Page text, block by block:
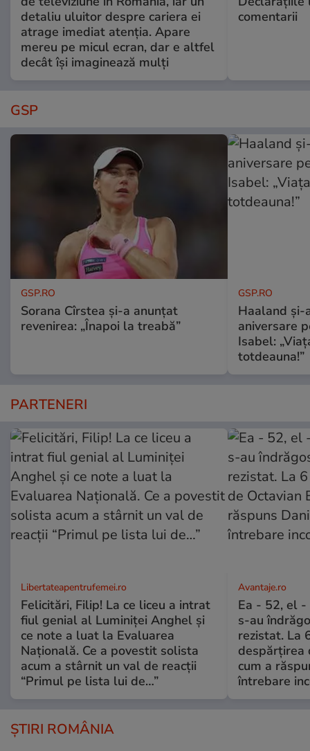
detaliu uluitor despre cariera ei
atrage imediat atenția. Apare
mereu pe micul ecran, dar e altfel
decât își imaginează mulți
comentarii
GSP
GSP.RO
Sorana Cîrstea și-a anunțat
revenirea: „Înapoi la treabă”
GSP.RO
Haaland
aniversare
Isabel:
totdeauna!”
PARTENERI
Libertateapentrufemei.ro
Felicitări, Filip! La ce liceu a intrat
fiul genial al Luminiței Anghel și
ce note a luat la Evaluarea
Națională. Ce a povestit solista
acum a stârnit un val de reacții
“Primul pe lista lui de…”
Avantaje.ro
Ea - 52, el -
s-au
rezistat. La
despărțirea
cum a
întrebare
ȘTIRI ROMÂNIA